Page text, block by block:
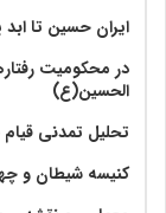
ایران حسین تا
در محکومیت
الحسین(ع)
تحلیل تمدنی قیام
کنیسه شیطان و